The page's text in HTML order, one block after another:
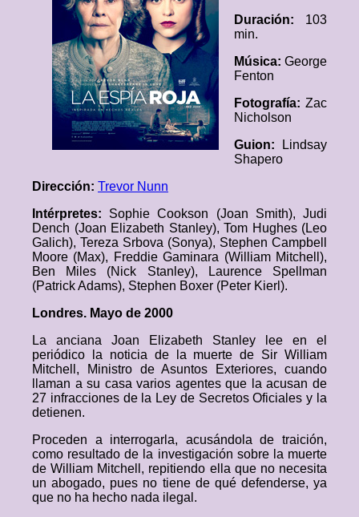
Duración: 103
min.
Música: George
Fenton
Fotografía: Zac
Nicholson
Guion:
Lindsay
Shapero
Dirección: Trevor Nunn
Intérpretes: Sophie Cookson (Joan Smith), Judi
Dench (Joan Elizabeth Stanley), Tom Hughes (Leo
Galich), Tereza Srbova (Sonya), Stephen Campbell
Moore (Max), Freddie Gaminara (William Mitchell),
Ben Miles (Nick Stanley), Laurence Spellman
(Patrick Adams), Stephen Boxer (Peter Kierl).
Londres. Mayo de 2000
La anciana Joan Elizabeth Stanley lee en el
periódico la noticia de la muerte de Sir William
Mitchell, Ministro de Asuntos Exteriores, cuando
llaman a su casa varios agentes que la acusan de
27 infracciones de la Ley de Secretos Oficiales y la
detienen.
Proceden a interrogarla, acusándola de traición,
como resultado de la investigación sobre la muerte
de William Mitchell, repitiendo ella que no necesita
un abogado, pues no tiene de qué defenderse, ya
que no ha hecho nada ilegal.